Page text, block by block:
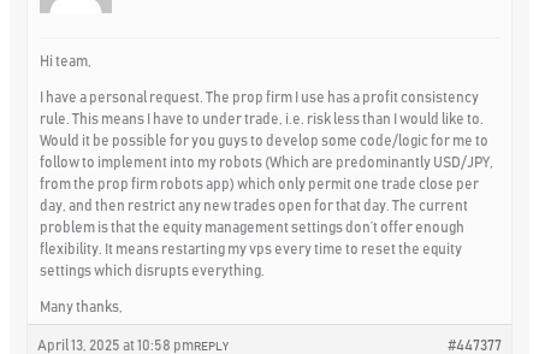
Hi team,
I have a personal request. The prop firm I use has a profit consistency
rule. This means I have to under trade, i.e. risk less than I would like to.
Would it be possible for you guys to develop some code/logic for me to
follow to implement into my robots (Which are predominantly USD/JPY,
from the prop firm robots app) which only permit one trade close per
day, and then restrict any new trades open for that day. The current
problem is that the equity management settings don’t offer enough
flexibility. It means restarting my vps every time to reset the equity
settings which disrupts everything.
Many thanks,
April 13, 2025 at 10:58 pm #447377
REPLY